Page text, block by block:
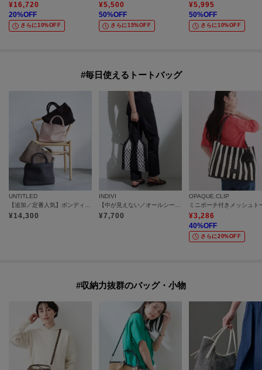
¥16,720
20%OFF
さらに10%OFF
¥5,500
50%OFF
さらに15%OFF
¥5,995
50%OFF
さらに10%OFF
#毎日使えるトートバッグ
UNTITLED
¥14,300
INDIVI
¥7,700
OPAQUE.CLIP
¥3,286
40%OFF
さらに20%OFF
#収納力抜群のバッグ・小物